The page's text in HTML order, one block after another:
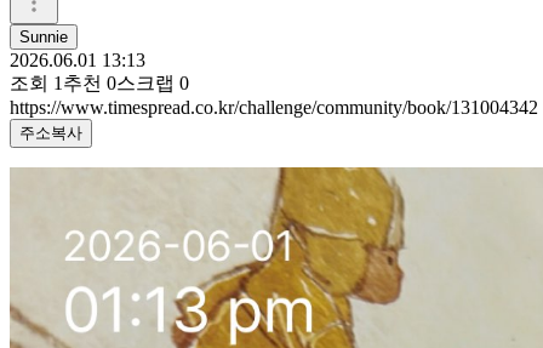
Sunnie
2026.06.01 13:13
조회 1 추천 0스크랩 0
https://www.timespread.co.kr/challenge/community/book/131004342
주소복사